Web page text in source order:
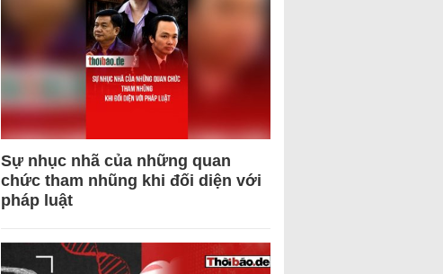
Sự nhục nhã của những quan
chức tham nhũng khi đối diện với
pháp luật